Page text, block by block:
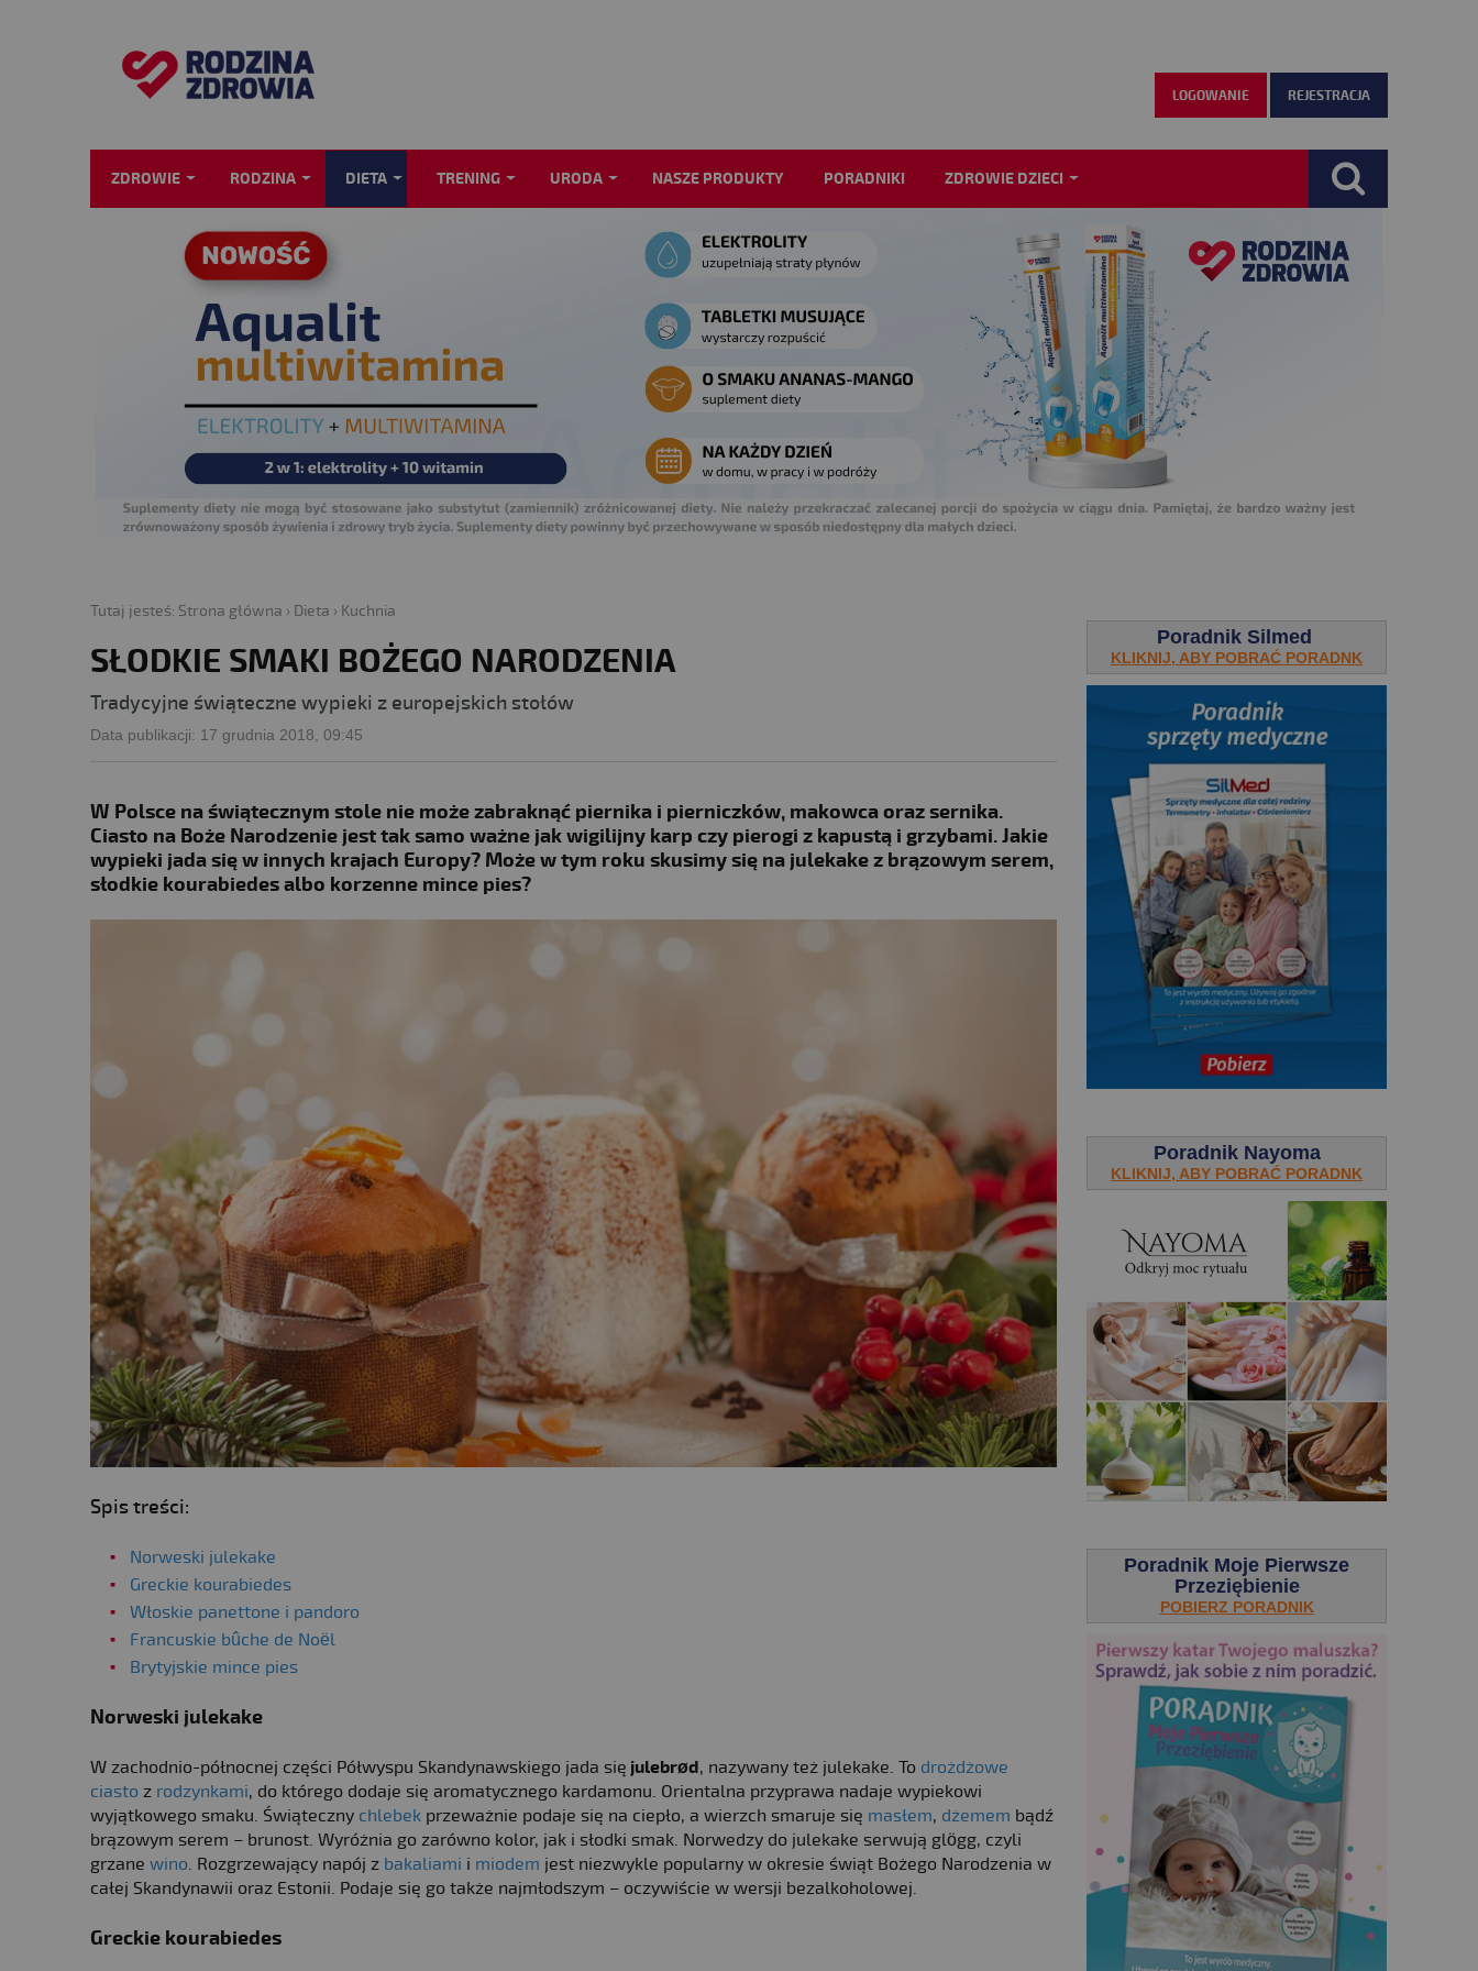
LOGOWANIE REJESTRACJA
ZDROWIE RODZINA DIETA TRENING URODA NASZE PRODUKTY PORADNIKI ZDROWIE DZIECI
Tutaj jesteś: Strona główna › Dieta › Kuchnia
SŁODKIE SMAKI BOŻEGO NARODZENIA
Tradycyjne świąteczne wypieki z europejskich stołów
Data publikacji: 17 grudnia 2018, 09:45
W Polsce na świątecznym stole nie może zabraknąć piernika i pierniczków, makowca oraz sernika.
Ciasto na Boże Narodzenie jest tak samo ważne jak wigilijny karp czy pierogi z kapustą i grzybami. Jakie
wypieki jada się w innych krajach Europy? Może w tym roku skusimy się na julekake z brązowym serem,
słodkie kourabiedes albo korzenne mince pies?
Spis treści:
Norweski julekake
Greckie kourabiedes
Włoskie panettone i pandoro
Francuskie bûche de Noël
Brytyjskie mince pies
Norweski julekake
W zachodnio-północnej części Półwyspu Skandynawskiego jada się julebrød, nazywany też julekake. To drożdżowe
ciasto z rodzynkami, do którego dodaje się aromatycznego kardamonu. Orientalna przyprawa nadaje wypiekowi
wyjątkowego smaku. Świąteczny chlebek przeważnie podaje się na ciepło, a wierzch smaruje się masłem, dżemem bądź
brązowym serem – brunost. Wyróżnia go zarówno kolor, jak i słodki smak. Norwedzy do julekake serwują glögg, czyli
grzane wino. Rozgrzewający napój z bakaliami i miodem jest niezwykle popularny w okresie świąt Bożego Narodzenia w
całej Skandynawii oraz Estonii. Podaje się go także najmłodszym – oczywiście w wersji bezalkoholowej.
Greckie kourabiedes
Poradnik Silmed
KLIKNIJ, ABY POBRAĆ PORADNK
Poradnik Nayoma
KLIKNIJ, ABY POBRAĆ PORADNK
Poradnik Moje Pierwsze
Przeziębienie
POBIERZ PORADNIK